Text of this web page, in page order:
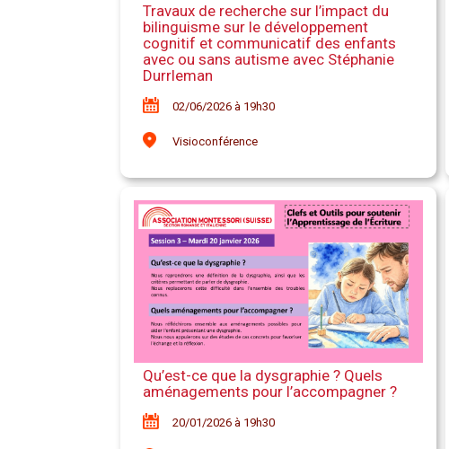
Travaux de recherche sur l’impact du
bilinguisme sur le développement
cognitif et communicatif des enfants
avec ou sans autisme avec Stéphanie
Durrleman
02/06/2026 à 19h30
Visioconférence
Qu’est-ce que la dysgraphie ? Quels
aménagements pour l’accompagner ?
20/01/2026 à 19h30